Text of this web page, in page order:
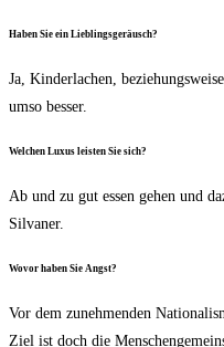
Haben Sie ein Lieblingsgeräusch?
Ja, Kin­der­la­chen,
umso besser.
Wel­chen Luxus leis­ten Sie sich?
Ab und zu gut essen gehen und
Silvaner.
Wovor haben Sie Angst?
Vor dem zuneh­men­den
Ziel ist doch die